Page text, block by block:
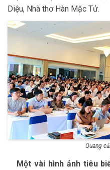
Diệu, Nhà thơ Hàn Mặc Tử.
Quang
Một vài hình ảnh tiêu